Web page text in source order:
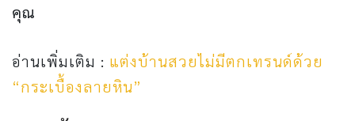
คุณ
อ่านเพิ่มเติม : แต่งบ้านสวยไม่มีตกเทรนด์ด้วย
“กระเบื้องลายหิน”